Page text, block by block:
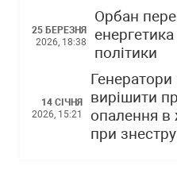
25 БЕРЕЗНЯ
2026, 18:38
Орбан
політики
14 СІЧНЯ
2026, 15:21
вирішити
опалення в
при